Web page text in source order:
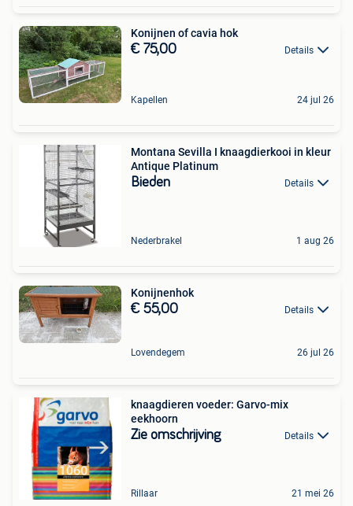
Konijnen of cavia hok
€ 75,00 Details
Kapellen 24 jul 26
Montana Sevilla I knaagdierkooi in kleur
Antique Platinum
Bieden Details
Nederbrakel 1 aug 26
Konijnenhok
€ 55,00 Details
Lovendegem 26 jul 26
knaagdieren voeder: Garvo-mix
eekhoorn
Zie omschrijving Details
Rillaar 21 mei 26